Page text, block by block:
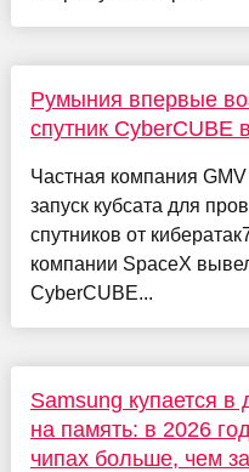
Румыния впервые
спутник CyberCUBE
Частная компания
запуск кубсата для
спутников от
компании SpaceX
CyberCUBE...
Samsung купается в
на память: в 2026
чипах больше, чем